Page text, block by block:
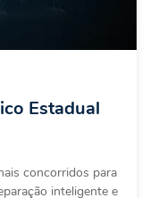
Estadual
concorridos para
inteligente e